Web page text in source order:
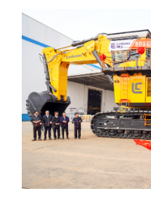
图片新闻
新华网导航
学习进行时 高层
国际 财经
思客智库
科技 科普